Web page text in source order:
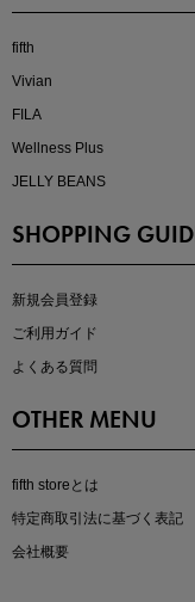
今季の注目アイテムをご紹介
この夏の主役確定！
fifth
Vivian
FILA
Wellness Plus
JELLY BEANS
SHOPPING
新規会員登録
ご利用ガイド
よくある質問
OTHER MENU
fifth storeとは
特定商取引法に基づく表記
会社概要